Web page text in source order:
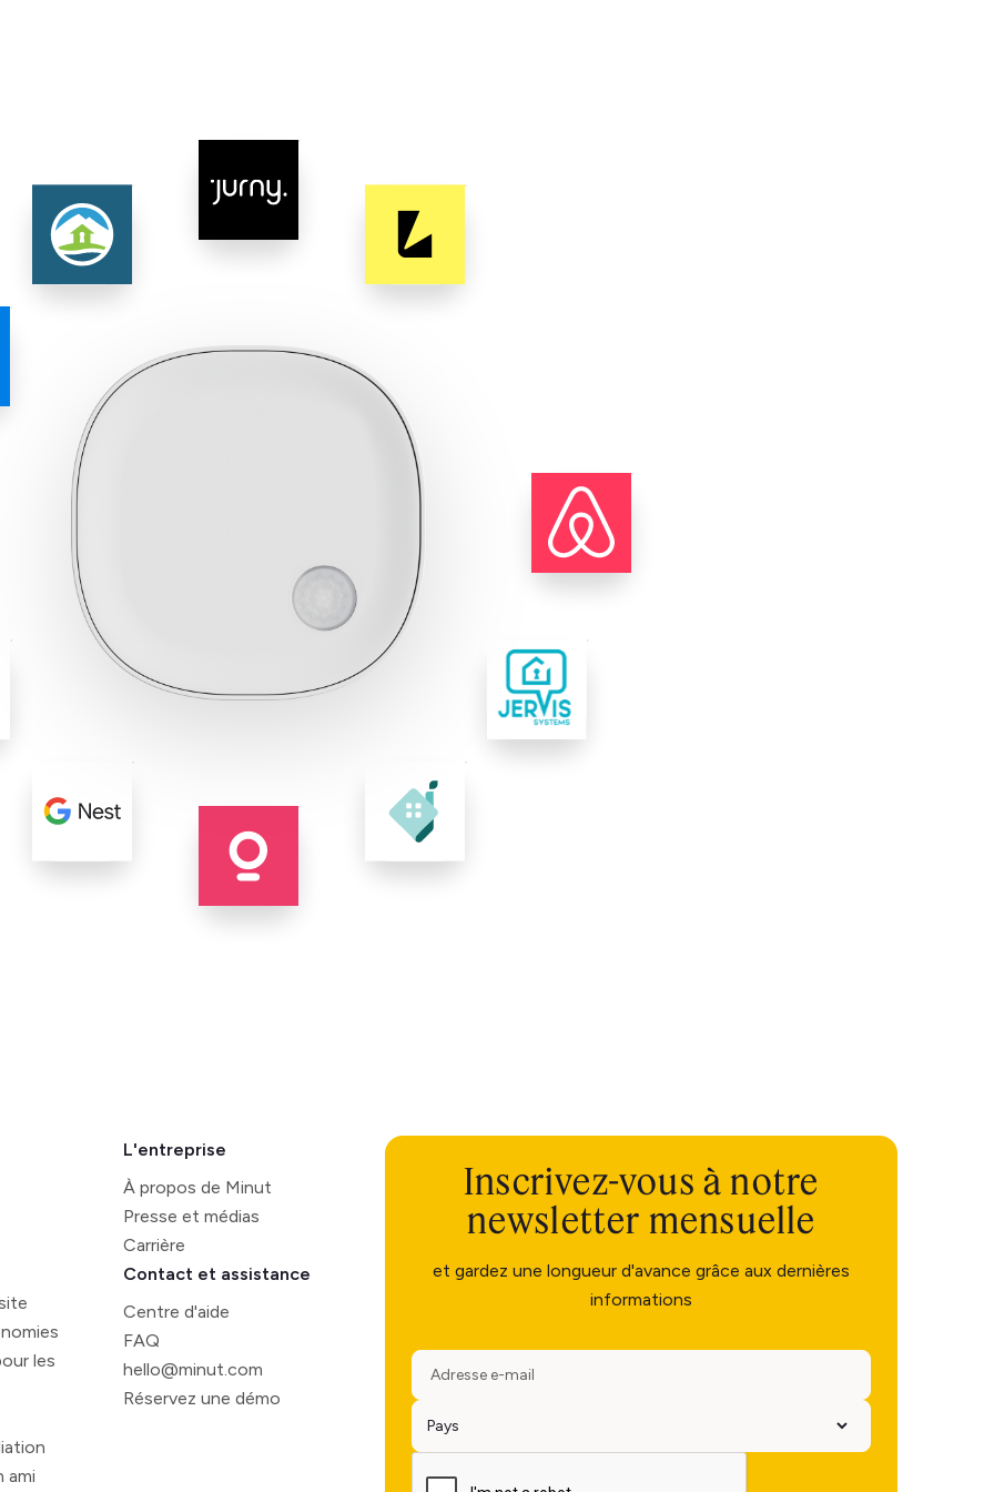
les
ami
L'entreprise
À propos de Minut
Presse et médias
Carrière
Contact et assistance
Centre d'aide
FAQ
hello@minut.com
Réservez une démo
Inscrivez-vous à notre
newsletter mensuelle
et gardez une longueur d'avance grâce aux dernières
informations